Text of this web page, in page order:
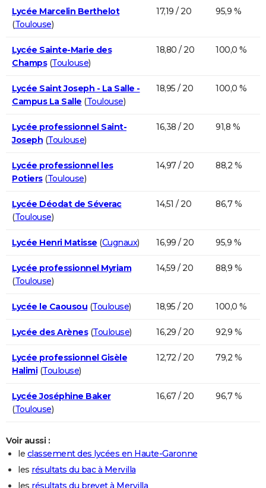
Lycée Marcelin Berthelot
(Toulouse)
17,19 / 20 95,9 %
Lycée Sainte-Marie des
Champs(Toulouse)
18,80 / 20 100,0 %
Lycée Saint Joseph - La Salle -
Campus La Salle (Toulouse)
18,95 / 20 100,0 %
Lycée professionnel Saint-
Joseph (Toulouse)
16,38 / 20 91,8 %
Lycée professionnel les
Potiers(Toulouse)
14,97 / 20 88,2 %
Lycée Déodat de Séverac
(Toulouse)
14,51 / 20 86,7 %
Lycée Henri Matisse (Cugnaux) 16,99 / 20 95,9 %
Lycée professionnel Myriam
(Toulouse)
14,59 / 20 88,9 %
Lycée le Caousou (Toulouse) 18,95 / 20 100,0 %
Lycée des Arènes(Toulouse) 16,29 / 20 92,9 %
Lycée professionnel Gisèle
Halimi(Toulouse)
12,72 / 20 79,2 %
Lycée Joséphine Baker
(Toulouse)
16,67 / 20 96,7 %
Voir aussi :
le classement des lycées en Haute-Garonne
les résultats du bac à Mervilla
les résultats du brevet à Mervilla